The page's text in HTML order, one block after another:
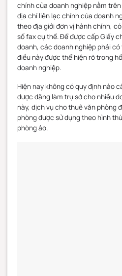
chính của doanh nghiệp nằm
địa chỉ liên lạc chính của doanh
theo địa giới đơn vị hành chính,
số fax cụ thể. Để được cấp Giấy
doanh, các doanh nghiệp phải
điều này được thể hiện rõ trong
doanh nghiệp.
Hiện nay không có quy định nào
được đăng làm trụ sở cho nhiều
này, dịch vụ cho thuê văn phòng
phòng được sử dụng theo hình
phòng ảo.